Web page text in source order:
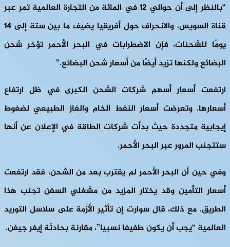
“بالنظر إلى أن حوالي 12 في المائة من التجارة العالمية تمر عبر
قناة السويس، والانحراف حول أفريقيا يضيف ما بين ستة إلى 14
يومًا للشحنات، فإن الاضطرابات في البحر الأحمر تؤخر شحن
البضائع ولكنها تزيد أيضًا من أسعار شحن البضائع.”
ارتفعت أسعار أسهم شركات الشحن الكبرى في ظل ارتفاع
أسعارها. وتعرضت أسعار النفط الخام والغاز الطبيعي لضغوط
إيجابية متجددة حيث بدأت شركات الطاقة في الإعلان عن أنها
ستتجنب المرور عبر البحر الأحمر.
وفي حين أن البحر الأحمر لم يقترب بعد من الشحن، فقد ارتفعت
أسعار التأمين وقد يختار المزيد من مشغلي السفن تجنب هذا
الطريق. مع ذلك، قال سوارت إن تأثير الأزمة على سلاسل التوريد
العالمية “يجب أن يكون طفيفا نسبيا”، مقارنة بحادثة إيفر جيفن.